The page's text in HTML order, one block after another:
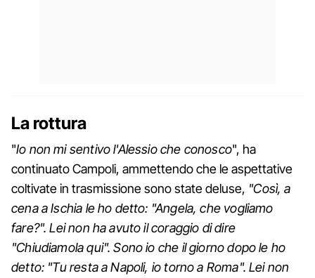
La rottura
"Io non mi sentivo l'Alessio che conosco", ha
continuato Campoli, ammettendo che le aspettative
coltivate in trasmissione sono state deluse, "Così, a
cena a Ischia le ho detto: "Angela, che vogliamo
fare?". Lei non ha avuto il coraggio di dire
"Chiudiamola qui". Sono io che il giorno dopo le ho
detto: "Tu resta a Napoli, io torno a Roma". Lei non